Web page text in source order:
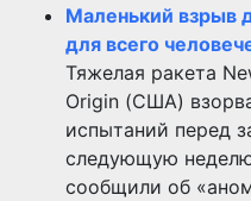
Маленький взрыв
для всего
Тяжелая ракета
Origin (США)
испытаний перед
следующую
сообщили об